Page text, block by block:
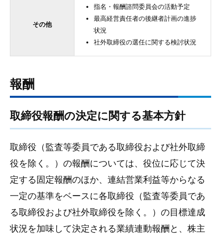
その他
指名・報酬諮問委員会の活動予定
最高経営責任者の後継者計画の進捗
状況
社外取締役の選任に関する検討状況
報酬
取締役報酬の決定に関する基本方針
取締役（監査等委員である取締役および社外取締
役を除く。）の報酬については、役位に応じて決
定する固定報酬のほか、連結営業利益等からなる
一定の基準をベースに各取締役（監査等委員であ
る取締役および社外取締役を除く。）の目標達成
状況を加味して決定される業績連動報酬と、株主